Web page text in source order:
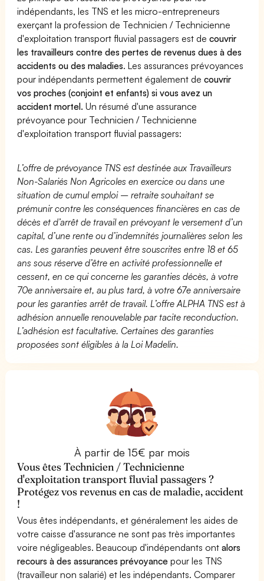
indépendants, les TNS et les micro-entrepreneurs
exerçant la profession de Technicien / Technicienne
d'exploitation transport fluvial passagers est decouvrir
les travailleurs contre des pertes de revenus dues à des
accidents ou des maladies. Les assurances prévoyances
pour indépendants permettent également decouvrir
vos proches (conjoint et enfants) si vous avez un
accident mortel. Un résumé d'une assurance
prévoyance pour Technicien / Technicienne
d'exploitation transport fluvial passagers:
L’offre de prévoyance TNS est destinée aux Travailleurs
Non-Salariés Non Agricoles en exercice ou dans une
situation de cumul emploi – retraite souhaitant se
prémunir contre les conséquences financières en cas de
décès et d’arrêt de travail en prévoyant le versement d’un
capital, d’une rente ou d’indemnités journalières selon les
cas. Les garanties peuvent être souscrites entre 18 et 65
ans sous réserve d’être en activité professionnelle et
cessent, en ce qui concerne les garanties décès, à votre
70e anniversaire et, au plus tard, à votre 67e anniversaire
pour les garanties arrêt de travail. L’offre ALPHA TNS est à
adhésion annuelle renouvelable par tacite reconduction.
L’adhésion est facultative. Certaines des garanties
proposées sont éligibles à la Loi Madelin.
À partir de 15€ par mois
Vous êtes Technicien / Technicienne
d'exploitation transport fluvial passagers ?
Protégez vos revenus en cas de maladie, accident
!
Vous êtes indépendants, et généralement les aides de
votre caisse d'assurance ne sont pas très importantes
voire négligeables. Beaucoup d'indépendants ontalors
recours à des assurances prévoyance pour les TNS
(travailleur non salarié) et les indépendants. Comparer